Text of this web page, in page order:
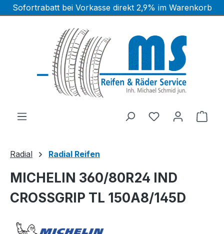
Zum Hauptinhalt springen
Sofortrabatt bei Vorkasse direkt 2,9% im Warenkorb
Radial Radial Reifen
MICHELIN 360/80R24 IND
CROSSGRIP TL 150A8/145D